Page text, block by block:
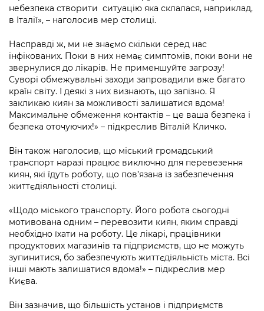
небезпека створити ситуацію яка склалася, наприклад,
в Італії», – наголосив мер столиці.
Насправді ж, ми не знаємо скільки серед нас
інфікованих. Поки в них немає симптомів, поки вони не
звернулися до лікарів. Не применшуйте загрозу!
Суворі обмежувальні заходи запровадили вже багато
країн світу. І деякі з них визнають, що запізно. Я
закликаю киян за можливості залишатися вдома!
Максимальне обмеження контактів – це ваша безпека і
безпека оточуючих!» – підкреслив Віталій Кличко.
Він також наголосив, що міський громадський
транспорт наразі працює виключно для перевезення
киян, які їдуть роботу, що пов’язана із забезпечення
життєдіяльності столиці.
«Щодо міського транспорту. Його робота сьогодні
мотивована одним – перевозити киян, яким справді
необхідно їхати на роботу. Це лікарі, працівники
продуктових магазинів та підприємств, що не можуть
зупинитися, бо забезпечують життєдіяльність міста. Всі
інші мають залишатися вдома!» – підкреслив мер
Києва.
Він зазначив, що більшість установ і підприємств